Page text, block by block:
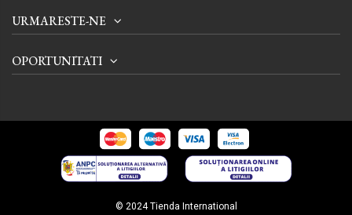
URMARESTE-NE
OPORTUNITATI
© 2024 Tienda International